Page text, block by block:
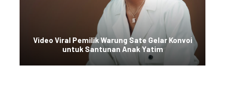
Video Viral Pemilik Warung Sate Gelar Konvoi
untuk Santunan Anak Yatim